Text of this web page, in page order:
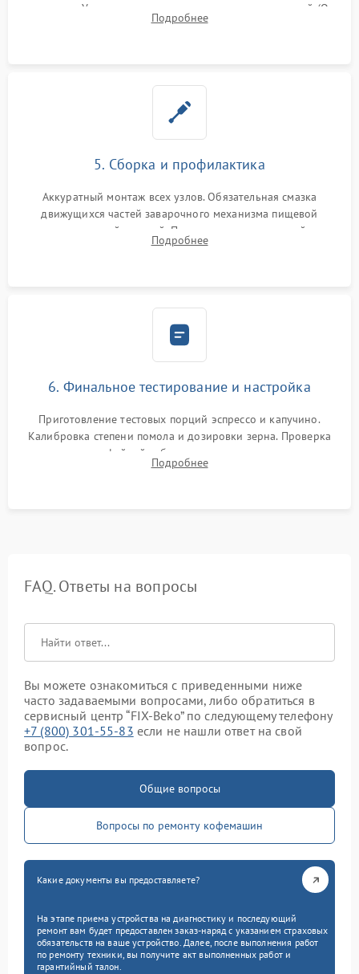
жерновов. Установка новых силиконовых уплотнителей (O-
ring) и тефлоновых трубок для надежного устранения
Подробнее
5. Сборка и профилактика
Аккуратный монтаж всех узлов. Обязательная смазка
движущихся частей заварочного механизма пищевой
силиконовой смазкой. Проведение программной
декальцинации и очистки системы от кофейных масел.
Подробнее
6. Финальное тестирование и настройка
Приготовление тестовых порций эспрессо и капучино.
Калибровка степени помола и дозировки зерна. Проверка
плотности кофейной таблетки, температуры напитка и
качества молочной пены. Контроль отсутствия посторонних
Подробнее
FAQ. Ответы на вопросы
Вы можете ознакомиться с приведенными ниже
часто задаваемыми вопросами, либо обратиться в
сервисный центр “FIX-Beko” по следующему телефону
+7 (800) 301-55-83 если не нашли ответ на свой
вопрос.
Общие вопросы
Вопросы по ремонту кофемашин
Какие документы вы предоставляете?
На этапе приема устройства на диагностику и последующий
ремонт вам будет предоставлен заказ-наряд с указанием страховых
обязательств на ваше устройство. Далее, после выполнения работ
по ремонту техники, вы получите акт выполненных работ и
гарантийный талон.